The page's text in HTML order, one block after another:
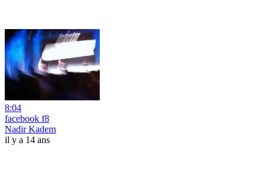
8:04
facebook f8
Nadir Kadem
il y a 14 ans